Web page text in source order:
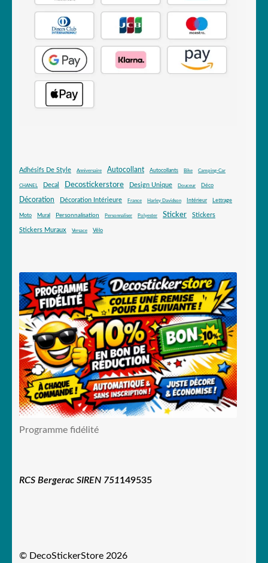
Adhésifs De Style Anniversaire Autocollant Autocollants Bike Camping-Car
CHANEL Decal Decostickerstore Design Unique Douceur Déco
Décoration Décoration Intérieure France Harley Davidson Intérieur Lettrage
Moto Mural Personnalisation Personnaliser Polyester Sticker Stickers
Stickers Muraux Versace Vélo
Programme fidélité
RCS Bergerac SIREN 751149535
© DecoStickerStore 2026